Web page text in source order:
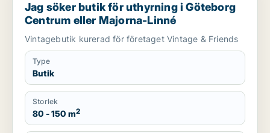
Jag söker butik för uthyrning i Göteborg
Centrum eller Majorna-Linné
Vintagebutik kurerad för företaget Vintage & Friends
Type
Butik
Storlek
80 - 150 m2